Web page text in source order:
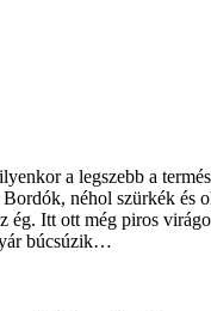
a legszebb a
néhol szürkék és
ég. Itt ott még piros
búcsúzik…